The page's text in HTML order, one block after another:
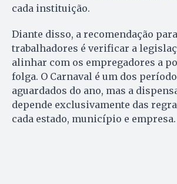
cada instituição.
Diante disso, a recomendação
trabalhadores é verificar a
alinhar com os empregadores a
folga. O Carnaval é um dos
aguardados do ano, mas a
depende exclusivamente das
cada estado, município e empresa.